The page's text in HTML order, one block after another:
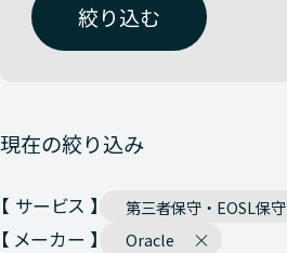
絞り込む
現在の絞り込み
【 サービス 】 第三者保守・EOSL保守
【 メーカー 】 Oracle